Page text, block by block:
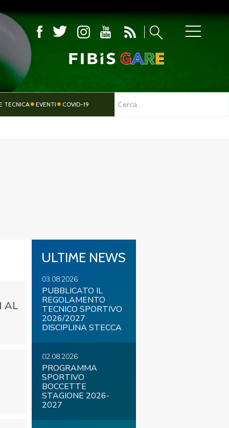
COVID-19
Link Federazione Trasparente
TECNICA EVENTI COVID-19
AL
ULTIME NEWS
03.08.2026
PUBBLICATO IL
REGOLAMENTO
TECNICO SPORTIVO
2026/2027
DISCIPLINA STECCA
02.08.2026
PROGRAMMA
SPORTIVO
BOCCETTE
STAGIONE 2026-
2027